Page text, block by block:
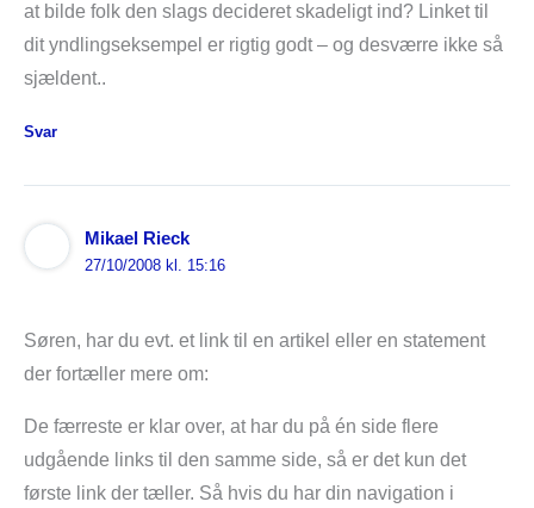
at bilde folk den slags decideret skadeligt ind? Linket til
dit yndlingseksempel er rigtig godt – og desværre ikke så
sjældent..
Svar
Mikael Rieck
27/10/2008 kl. 15:16
Søren, har du evt. et link til en artikel eller en statement
der fortæller mere om:
De færreste er klar over, at har du på én side flere
udgående links til den samme side, så er det kun det
første link der tæller. Så hvis du har din navigation i